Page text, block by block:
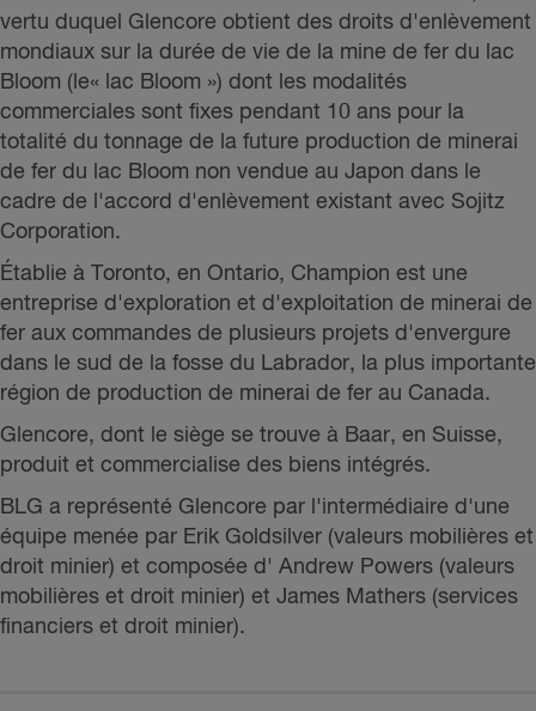
vertu duquel Glencore obtient des droits d'enlèvement
mondiaux sur la durée de vie de la mine de fer du lac
Bloom (le« lac Bloom ») dont les modalités
commerciales sont fixes pendant 10 ans pour la
totalité du tonnage de la future production de minerai
de fer du lac Bloom non vendue au Japon dans le
cadre de l'accord d'enlèvement existant avec Sojitz
Corporation.
Établie à Toronto, en Ontario, Champion est une
entreprise d'exploration et d'exploitation de minerai de
fer aux commandes de plusieurs projets d'envergure
dans le sud de la fosse du Labrador, la plus importante
région de production de minerai de fer au Canada.
Glencore, dont le siège se trouve à Baar, en Suisse,
produit et commercialise des biens intégrés.
BLG a représenté Glencore par l'intermédiaire d'une
équipe menée par Erik Goldsilver (valeurs mobilières et
droit minier) et composée d' Andrew Powers (valeurs
mobilières et droit minier) et James Mathers (services
financiers et droit minier).